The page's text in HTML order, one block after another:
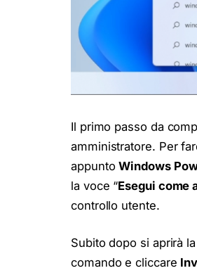
Il primo passo da
amministratore. Per
appuntoWindows
la voce “Esegui come
controllo utente.
Subito dopo si aprirà
comando e cliccare